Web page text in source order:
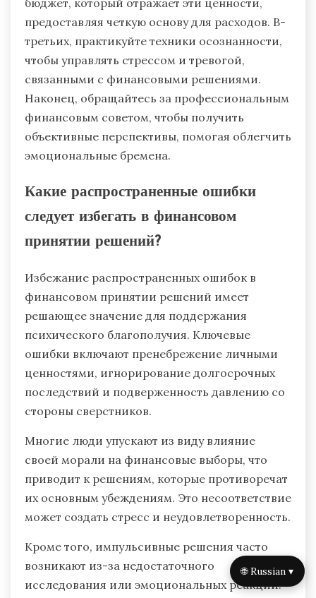
предоставляя четкую основу для расходов. В-
третьих, практикуйте техники осознанности,
чтобы управлять стрессом и тревогой,
связанными с финансовыми решениями.
Наконец, обращайтесь за профессиональным
финансовым советом, чтобы получить
объективные перспективы, помогая облегчить
эмоциональные бремена.
Какие распространенные ошибки
следует избегать в финансовом
принятии решений?
Избежание распространенных ошибок в
финансовом принятии решений имеет
решающее значение для поддержания
психического благополучия. Ключевые
ошибки включают пренебрежение личными
ценностями, игнорирование долгосрочных
последствий и подверженность давлению со
стороны сверстников.
Многие люди упускают из виду влияние
своей морали на финансовые выборы, что
приводит к решениям, которые противоречат
их основным убеждениям. Это несоответствие
может создать стресс и неудовлетворенность.
Кроме того, импульсивные решения часто
возникают из-за недостаточного
исследования или эмоциональных реакций.
🌐 Russian ▾